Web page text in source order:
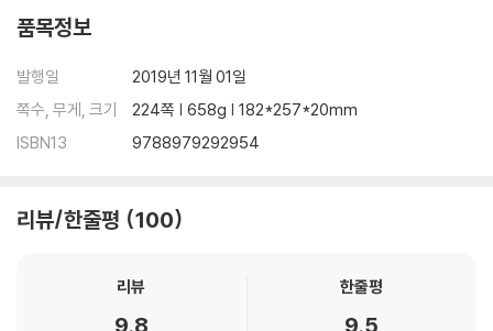
눈썹의 구조 / 남녀의 눈썹 차이 / 눈썹과 감정표현 /눈썹의 종류
코 그리는 방법 46
코의 구조 /코의 만화표현
입 그리는 방법 48
귀 그리는 방법 50
품목정보
발행일
2019년 11월 01일
쪽수, 무게, 크기
224쪽 | 658g | 182*257*20mm
ISBN13
9788979292954
리뷰/한줄평 100
리뷰
9.8
한줄평
9.5